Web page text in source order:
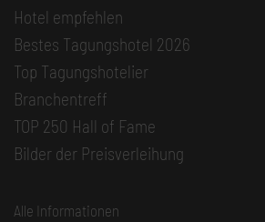
Hotel empfehlen
Bestes Tagungshotel 2026
Top Tagungshotelier
Branchentreff
TOP 250 Hall of Fame
Bilder der Preisverleihung
Alle Informationen